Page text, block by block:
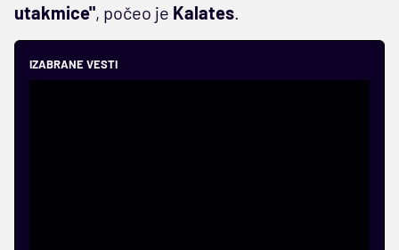
utakmice", počeo je Kalates.
IZABRANE VESTI